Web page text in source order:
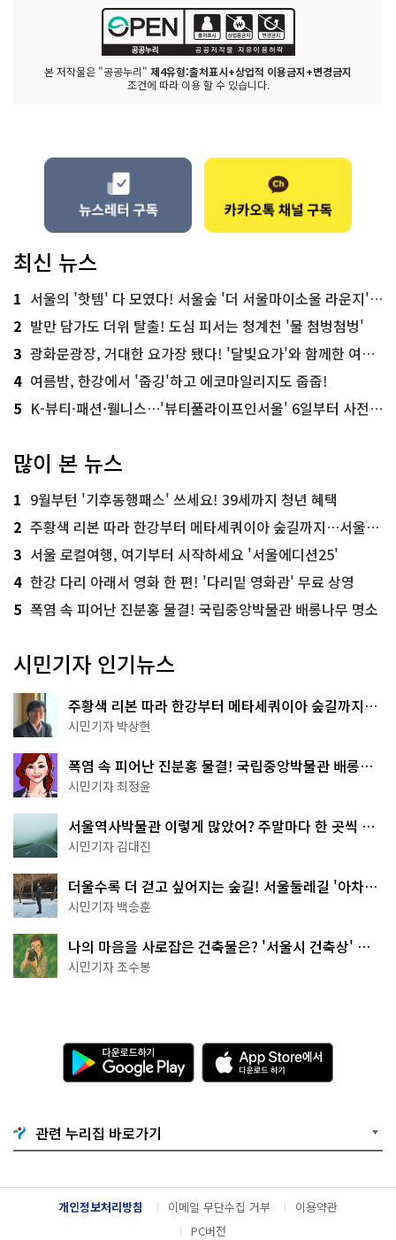
본 저작물은 "공공누리" 제4유형:출처표시+상업적 이용금지+변경금지
조건에 따라 이용 할 수 있습니다.
최신 뉴스
1 서울의 '핫템' 다 모였다! 서울숲 '더 서울마이소울 라운지' 오픈
2 발만 담가도 더위 탈출! 도심 피서는 청계천 '물 첨벙첨벙'
3 광화문광장, 거대한 요가장 됐다! '달빛요가'와 함께한 여름밤 힐링
4 여름밤, 한강에서 '줍깅'하고 에코마일리지도 줍줍!
5 K-뷰티·패션·웰니스…'뷰티풀라이프인서울' 6일부터 사전 예약
많이 본 뉴스
1 9월부턴 '기후동행패스' 쓰세요! 39세까지 청년 혜택
2 주황색 리본 따라 한강부터 메타세쿼이아 숲길까지…서울둘레길 15코스
3 서울 로컬여행, 여기부터 시작하세요 '서울에디션25'
4 한강 다리 아래서 영화 한 편! '다리밑 영화관' 무료 상영
5 폭염 속 피어난 진분홍 물결! 국립중앙박물관 배롱나무 명소
시민기자 인기뉴스
주황색 리본 따라 한강부터 메타세쿼이아 숲길까지…
서울둘레길 15코스
시민기자 박상현
폭염 속 피어난 진분홍 물결! 국립중앙박물관 배롱나
무 명소
시민기자 최정윤
서울역사박물관 이렇게 많았어? 주말마다 한 곳씩 떠
나는 역사 산책
시민기자 김대진
더울수록 더 걷고 싶어지는 숲길! 서울둘레길 '아차산
코스'
시민기자 백승훈
나의 마음을 사로잡은 건축물은? '서울시 건축상' 수
상작 공개!
시민기자 조수봉
다
운
로
기
G
o
g
l
e
A
p
p
e
서
다
운
관련 누리집 바로가기
개인정보처리방침 이메일 무단수집 거부
이용약관
PC버전